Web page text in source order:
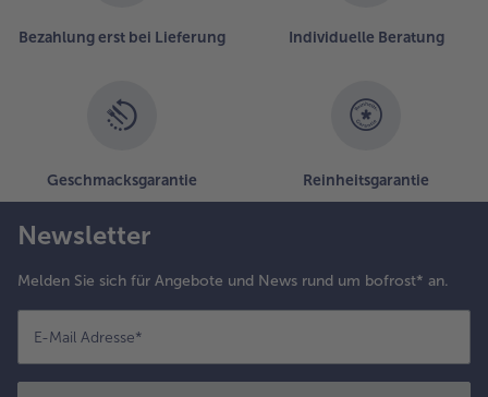
Bezahlung erst bei Lieferung Individuelle Beratung
Geschmacksgarantie Reinheitsgarantie
Newsletter
Melden Sie sich für Angebote und News rund um bofrost* an.
E-Mail Adresse*